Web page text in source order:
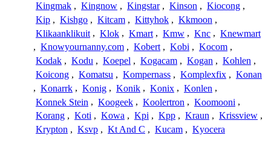
Kingmak , Kingnow , Kingstar , Kinson , Kiocong ,
Kip , Kishgo , Kitcam , Kittyhok , Kkmoon ,
Klikaanklikuit , Klok , Kmart , Kmw , Knc , Knewmart
, Knowyournanny.com , Kobert , Kobi , Kocom ,
Kodak , Kodu , Koepel , Kogacam , Kogan , Kohlen ,
Koicong , Komatsu , Kompernass , Komplexfix , Konan
, Konarrk , Konig , Konik , Konix , Konlen ,
Konnek Stein , Koogeek , Koolertron , Koomooni ,
Korang , Koti , Kowa , Kpi , Kpp , Kraun , Krissview ,
Krypton , Ksvp , Kt And C , Kucam , Kyocera